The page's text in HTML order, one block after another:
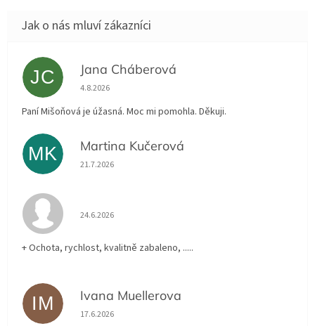
JC Jana Cháberová
Hodnocení obchodu je 5 z 5 hvězdiček.
4.8.2026
Paní Mišoňová je úžasná. Moc mi pomohla. Děkuji.
MK Martina Kučerová
Hodnocení obchodu je 5 z 5 hvězdiček.
21.7.2026
Hodnocení obchodu je 5 z 5 hvězdiček.
24.6.2026
+ Ochota, rychlost, kvalitně zabaleno, .....
IM Ivana Muellerova
Hodnocení obchodu je 5 z 5 hvězdiček.
17.6.2026